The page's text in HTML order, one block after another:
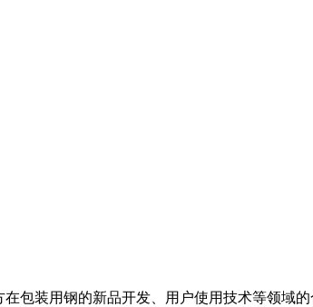
装用钢的新品开发、用户使用技术等领域的